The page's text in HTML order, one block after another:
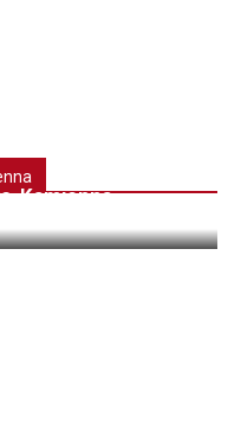
Kamienna